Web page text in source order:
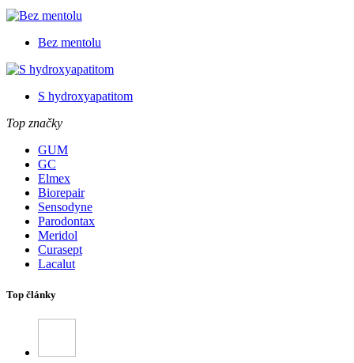
Bez mentolu
S hydroxyapatitom
Top značky
GUM
GC
Elmex
Biorepair
Sensodyne
Parodontax
Meridol
Curasept
Lacalut
Top články